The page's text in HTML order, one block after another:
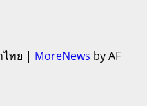
ทย | MoreNews by AF